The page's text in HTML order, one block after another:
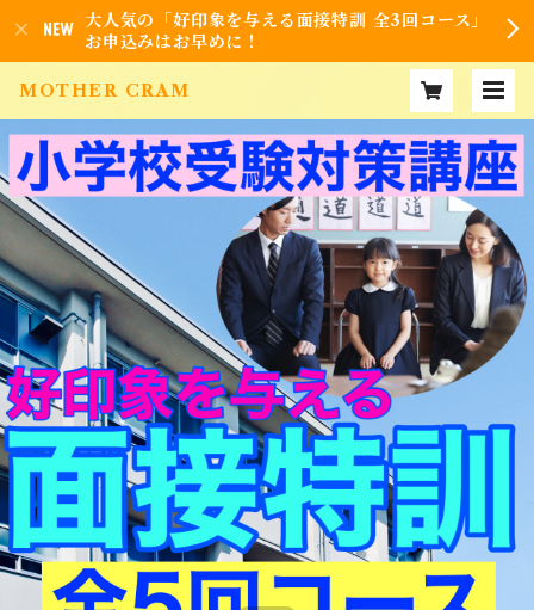
大人気の「好印象を与える面接特訓 全3回コース」
お申込みはお早めに！
MOTHER CRAM